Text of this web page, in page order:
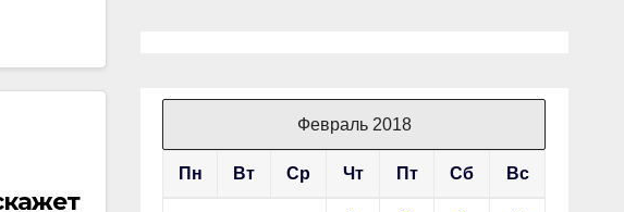
Февраль 2018
Пн Вт Ср Чт Пт Сб Вс